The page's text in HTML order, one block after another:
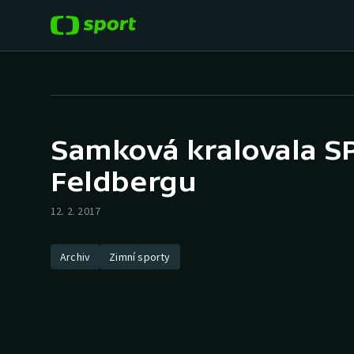
Hokej
Tenis
Cyklistika
Baseball a softbal
Samková kralovala
Feldbergu
12. 2. 2017
Archiv Zimní sporty